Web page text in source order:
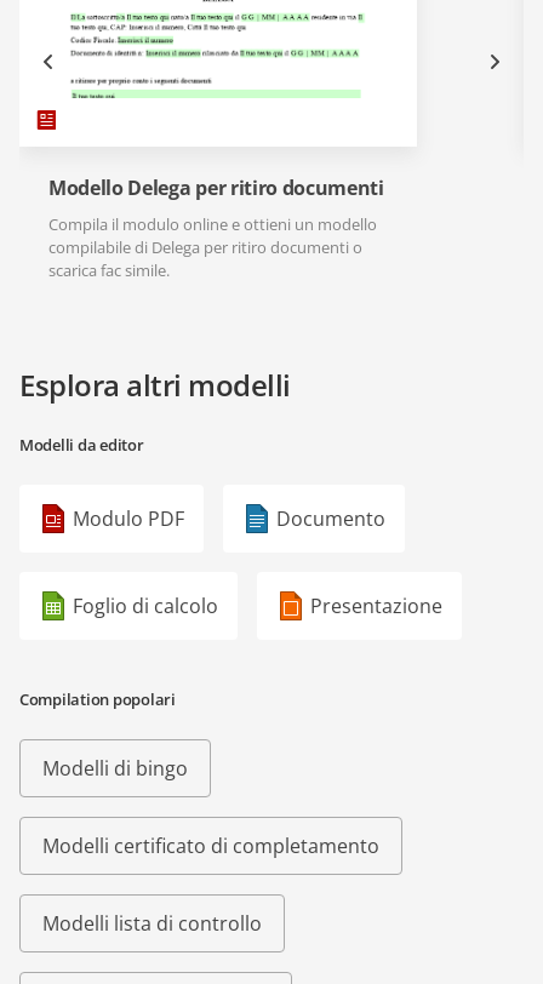
Modello Delega per ritiro documenti
Compila il modulo online e ottieni un modello
compilabile di Delega per ritiro documenti o
scarica fac simile.
Esplora altri modelli
Modelli da editor
Modulo PDF Documento
Foglio di calcolo Presentazione
Compilation popolari
Modelli di bingo
Modelli certificato di completamento
Modelli lista di controllo